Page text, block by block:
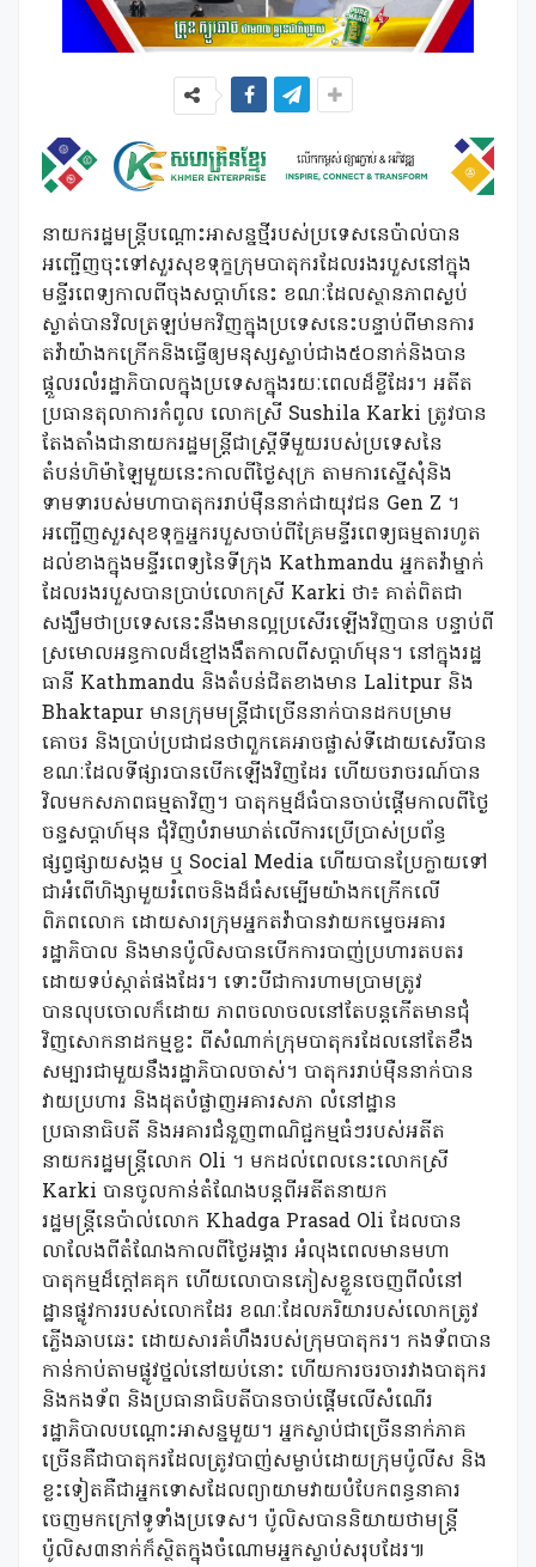
នាយករដ្ឋមន្រ្តីបណ្តោះអាសន្នថ្មីរបស់ប្រទេសនេប៉ាល់បាន
អញ្ជើញចុះទៅសួរសុខទុក្ខក្រុមបាតុករដែលរងរបួសនៅក្នុង
មន្ទីរពេទ្យកាលពីចុងសប្តាហ៍នេះ ខណៈដែលស្ថានភាពស្ងប់
ស្ងាត់បានវិលត្រឡប់មកវិញក្នុងប្រទេសនេះបន្ទាប់ពីមានការ
តវ៉ាយ៉ាងកក្រើកនិងធ្វើឲ្យមនុស្សស្លាប់ជាង៥០នាក់និងបាន
ផ្តួលរលំរដ្ឋាភិបាលក្នុងប្រទេសក្នុងរយៈពេលដ៏ខ្លីដែរ។ អតីត
ប្រធានតុលាការកំពូល លោកស្រី Sushila Karki ត្រូវបាន
តែងតាំងជានាយករដ្ឋមន្ត្រីជាស្ត្រីទីមួយរបស់ប្រទេសនៃ
តំបន់ហិម៉ាឡៃមួយនេះកាលពីថ្ងៃសុក្រ តាមការស្នើសុំនិង
ទាមទារបស់មហាបាតុកររាប់ម៉ឺននាក់ជាយុវជន Gen Z ។
អញ្ជើញសួរសុខទុក្ខអ្នករបួសចាប់ពីគ្រែមន្ទីរពេទ្យធម្មតារហូត
ដល់ខាងក្នុងមន្ទីរពេទ្យនៃទីក្រុង Kathmandu អ្នកតវ៉ាម្នាក់
ដែលរងរបួសបានប្រាប់លោកស្រី Karki ថា៖ គាត់ពិតជា
សង្ឃឹមថាប្រទេសនេះនឹងមានល្អប្រសើរឡើងវិញបាន បន្ទាប់ពី
ស្រមោលអន្ធកាលដ៏ខ្មៅងងឹតកាលពីសប្តាហ៍មុន។ នៅក្នុងរដ្ឋ
ធានី Kathmandu និងតំបន់ជិតខាងមាន Lalitpur និង
Bhaktapur មានក្រុមមន្ត្រីជាច្រើននាក់បានដកបម្រាម
គោចរ និងប្រាប់ប្រជាជនថាពួកគេអាចផ្លាស់ទីដោយសេរីបាន
ខណៈដែលទីផ្សារបានបើកឡើងវិញដែរ ហើយចរាចរណ៍បាន
វិលមកសភាពធម្មតាវិញ។ បាតុកម្មដ៏ធំបានចាប់ផ្តើមកាលពីថ្ងៃ
ចន្ទសប្តាហ៍មុន ជុំវិញបំរាមឃាត់លើការប្រើប្រាស់ប្រព័ន្ធ
ផ្សព្វផ្សាយសង្គម ឬ Social Media ហើយបានប្រែក្លាយទៅ
ជាអំពើហិង្សាមួយរំពេចនិងដ៏ធំសម្បើមយ៉ាងកក្រើកលើ
ពិភពលោក ដោយសារក្រុមអ្នកតវ៉ាបានវាយកម្ទេចអគារ
រដ្ឋាភិបាល និងមានប៉ូលិសបានបើកការបាញ់ប្រហារតបតរ
ដោយទប់ស្កាត់ផងដែរ។ ទោះបីជាការហាមប្រាមត្រូវ
បានលុបចោលក៏ដោយ ភាពចលាចលនៅតែបន្តកើតមានជុំ
វិញសោកនាដកម្មខ្លះ ពីសំណាក់ក្រុមបាតុករដែលនៅតែខឹង
សម្បារជាមួយនឹងរដ្ឋាភិបាលចាស់។ បាតុកររាប់ម៉ឺននាក់បាន
វាយប្រហារ និងដុតបំផ្លាញអគារសភា លំនៅដ្ឋាន
ប្រធានាធិបតី និងអគារជំនួញពាណិជ្ជកម្មធំៗរបស់អតីត
នាយករដ្ឋមន្រ្តីលោក Oli ។ មកដល់ពេលនេះលោកស្រី
Karki បានចូលកាន់តំណែងបន្តពីអតីតនាយក
រដ្ឋមន្រ្តីនេប៉ាល់លោក Khadga Prasad Oli ដែលបាន
លាលែងពីតំណែងកាលពីថ្ងៃអង្គារ អំលុងពេលមានមហា
បាតុកម្មដ៏ក្តៅគគុក ហើយលោបានភៀសខ្លួនចេញពីលំនៅ
ដ្ឋានផ្លូវការរបស់លោកដែរ ខណៈដែលភរិយារបស់លោកត្រូវ
ភ្លើងឆាបឆេះ ដោយសារគំហឹងរបស់ក្រុមបាតុករ។ កងទ័ពបាន
កាន់កាប់តាមផ្លូវថ្នល់នៅយប់នោះ ហើយការចរចារវាងបាតុករ
និងកងទ័ព និងប្រធានាធិបតីបានចាប់ផ្តើមលើសំណើរ
រដ្ឋាភិបាលបណ្តោះអាសន្នមួយ។ អ្នកស្លាប់ជាច្រើននាក់ភាគ
ច្រើនគឺជាបាតុករដែលត្រូវបាញ់សម្លាប់ដោយក្រុមប៉ូលីស និង
ខ្លះទៀតគឺជាអ្នកទោសដែលព្យាយាមវាយបំបែកពន្ធនាគារ
ចេញមកក្រៅទូទាំងប្រទេស។ ប៉ូលិសបាននិយាយថាមន្ត្រី
ប៉ូលិស៣នាក់ក៏ស្ថិតក្នុងចំណោមអ្នកស្លាប់សរុបដែរ៕